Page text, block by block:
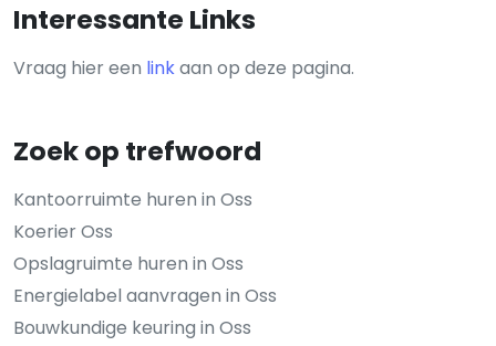
Interessante Links
Vraag hier een linkaan op deze pagina.
Zoek op trefwoord
Kantoorruimte huren in Oss
Koerier Oss
Opslagruimte huren in Oss
Energielabel aanvragen in Oss
Bouwkundige keuring in Oss